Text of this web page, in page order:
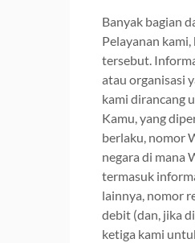
Banyak bagian
Pelayanan
tersebut.
atau organisasi
kami dirancang
Kamu, yang
berlaku, nomor
negara di mana
termasuk
lainnya, nomor
debit (dan, jika
ketiga kami